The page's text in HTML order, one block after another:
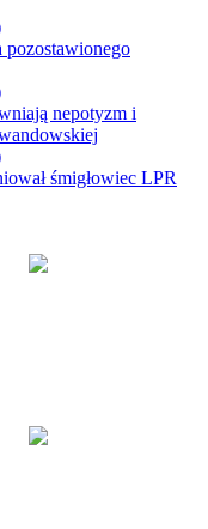
pozostawionego
nepotyzm i
śmigłowiec LPR